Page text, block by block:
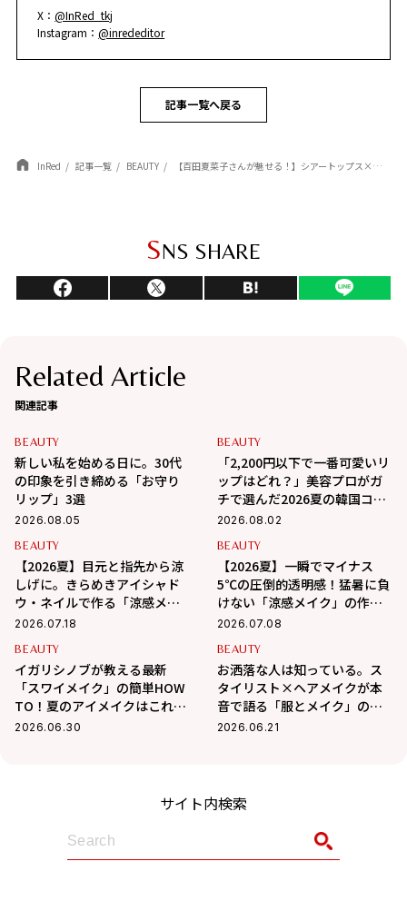
X：@InRed_tkj
Instagram：@inrededitor
記事一覧へ戻る
InRed 記事一覧 BEAUTY 【百田夏菜子さんが魅せる！】シアートップス×透明感メイクで作る「大人の垢抜け」の正解
SNS SHARE
Related Article
関連記事
BEAUTY
新しい私を始める日に。30代
の印象を引き締める「お守り
リップ」3選
2026.08.05
BEAUTY
「2,200円以下で一番可愛いリ
ップはどれ？」美容プロがガ
チで選んだ2026夏の韓国コス
メ3選
2026.08.02
BEAUTY
【2026夏】目元と指先から涼
しげに。きらめきアイシャド
ウ・ネイルで作る「涼感メイ
ク」
2026.07.18
BEAUTY
【2026夏】一瞬でマイナス
5℃の圧倒的透明感！猛暑に負
けない「涼感メイク」の作り
方
2026.07.08
BEAUTY
イガリシノブが教える最新
「スワイメイク」の簡単HOW
TO！夏のアイメイクはこれで
決まり！
2026.06.30
BEAUTY
お洒落な人は知っている。ス
タイリスト×ヘアメイクが本
音で語る「服とメイク」の法
則
2026.06.21
サイト内検索